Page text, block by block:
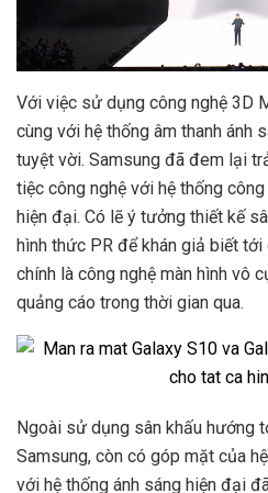
Với việc sử dụng công nghệ 3D
cùng với hệ thống âm thanh ánh
tuyệt vời. Samsung đã đem lại
tiệc công nghệ với hệ thống
hiện đại. Có lẽ ý tưởng thiết kế
hình thức PR để khán giả biết tới
chính là công nghệ màn hình vô
quảng cáo trong thời gian qua.
Ngoài sử dụng sân khấu hướng
Samsung, còn có góp mặt của
với hệ thống ánh sáng hiện đại